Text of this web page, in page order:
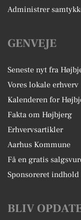
Administrer
GENVEJE
Seneste nyt fra
Vores lokale erhverv
Kalenderen for
Fakta om Højbjerg
Erhvervsartikler
Aarhus Kommune
Få en gratis
Sponsoreret indhold
BLIV